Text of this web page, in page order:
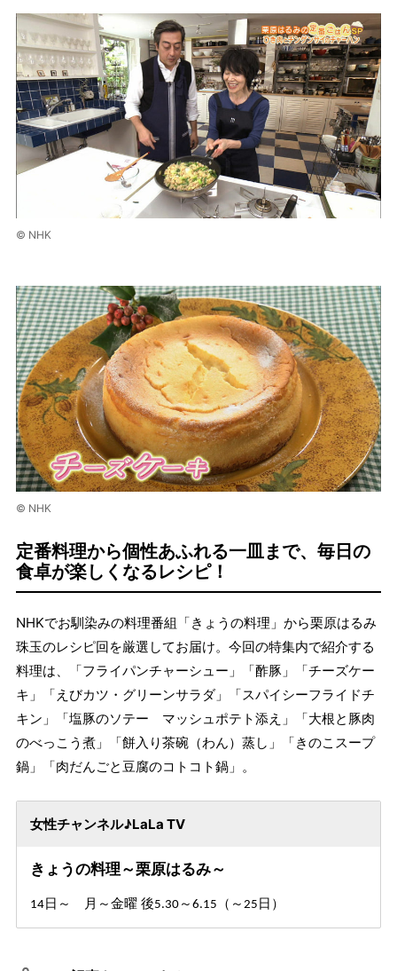
© NHK
© NHK
定番料理から個性あふれる一皿まで、毎日の
食卓が楽しくなるレシピ！
NHKでお馴染みの料理番組「きょうの料理」から栗原はるみ
珠玉のレシピ回を厳選してお届け。今回の特集内で紹介する
料理は、「フライパンチャーシュー」「酢豚」「チーズケー
キ」「えびカツ・グリーンサラダ」「スパイシーフライドチ
キン」「塩豚のソテー マッシュポテト添え」「大根と豚肉
のべっこう煮」「餅入り茶碗（わん）蒸し」「きのこスープ
鍋」「肉だんごと豆腐のコトコト鍋」。
女性チャンネル♪LaLa TV
きょうの料理～栗原はるみ～
14日～ 月～金曜 後5.30～ 6.15 （～ 25 日）